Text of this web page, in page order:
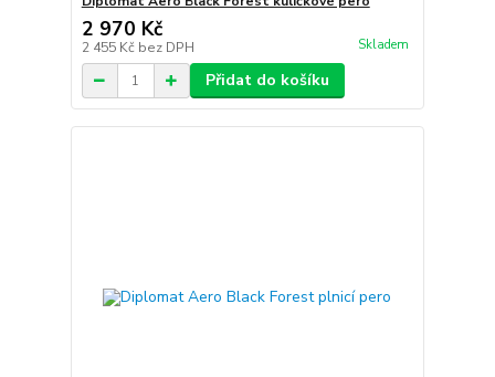
2 970 Kč
2 455 Kč bez DPH Skladem
Přidat do košíku